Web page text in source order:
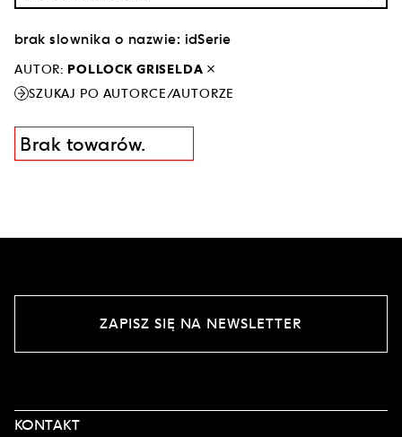
brak slownika o nazwie: idSerie
AUTOR: POLLOCK GRISELDA close
SZUKAJ PO AUTORCE/AUTORZE
Brak towarów.
ZAPISZ SIĘ NA NEWSLETTER
KONTAKT